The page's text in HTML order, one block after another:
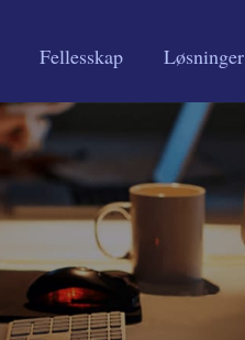
Fellesskap Løsninger